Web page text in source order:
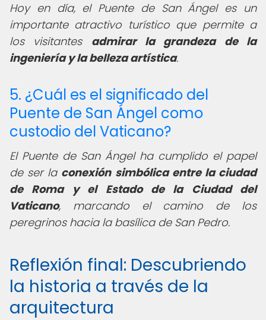
Hoy en día, el Puente de San Ángel es un
importante atractivo turístico que permite a
los visitantes admirar la grandeza de la
ingeniería y la belleza artística.
5. ¿Cuál es el significado del
Puente de San Ángel como
custodio del Vaticano?
El Puente de San Ángel ha cumplido el papel
de ser la conexión simbólica entre la ciudad
de Roma y el Estado de la Ciudad del
Vaticano, marcando el camino de los
peregrinos hacia la basílica de San Pedro.
Reflexión final: Descubriendo
la historia a través de la
arquitectura